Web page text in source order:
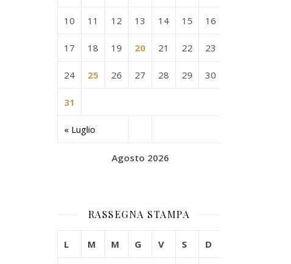
Agosto 2026
« Luglio
10 11 12 13 14 15 16
17 18 19 20 21 22 23
24 25 26 27 28 29 30
31
RASSEGNA STAMPA
L M M G V S D